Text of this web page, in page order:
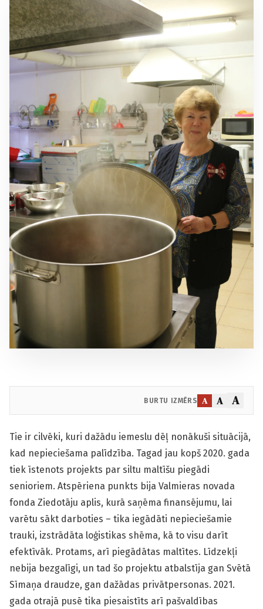
BURTU IZMĒRS A A A
Tie ir cilvēki, kuri dažādu iemeslu dēļ nonākuši situācijā,
kad nepieciešama palīdzība. Tagad jau kopš 2020. gada
tiek īstenots projekts par siltu maltīšu piegādi
senioriem. Atspēriena punkts bija Valmieras novada
fonda Ziedotāju aplis, kurā saņēma finansējumu, lai
varētu sākt darboties – tika iegādāti nepieciešamie
trauki, izstrādāta loģistikas shēma, kā to visu darīt
efektīvāk. Protams, arī piegādātas maltītes. Līdzekļi
nebija bezgalīgi, un tad šo projektu atbalstīja gan Svētā
Sīmaņa draudze, gan dažādas privātpersonas. 2021.
gada otrajā pusē tika piesaistīts arī pašvaldības